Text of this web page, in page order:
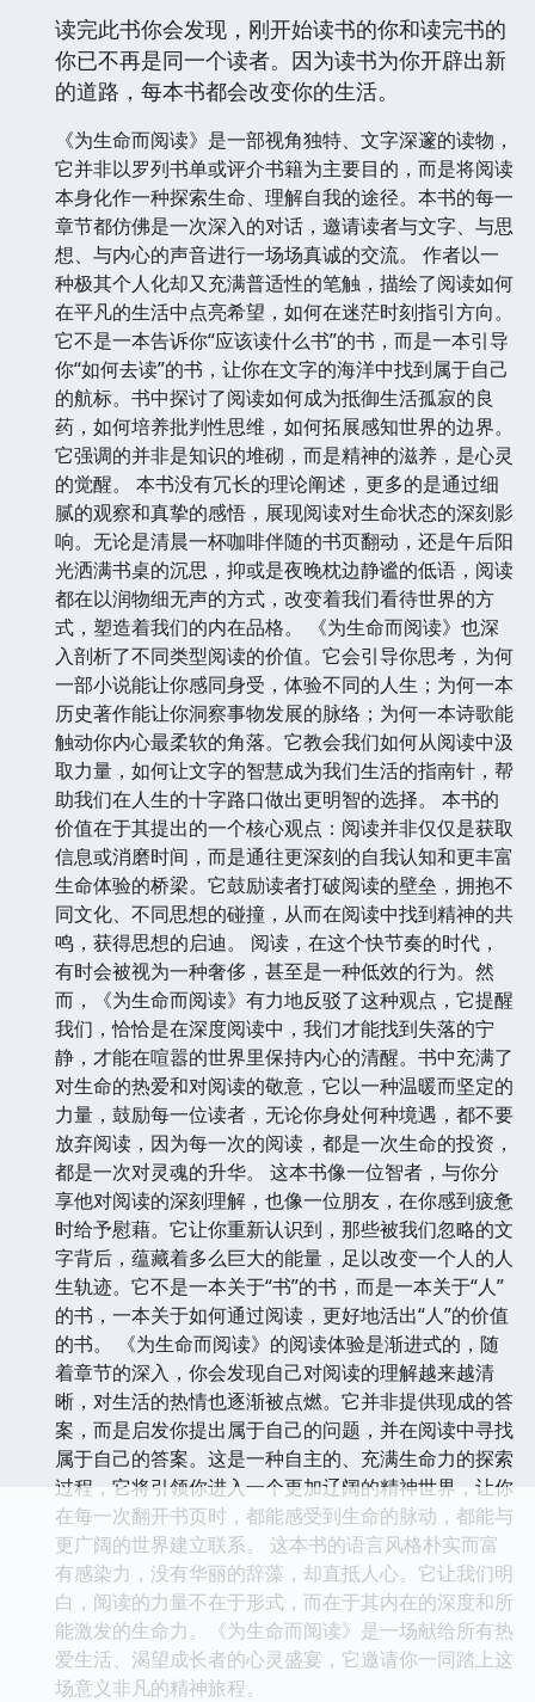
读完此书你会发现，刚开始读书的你和读完书的
你已不再是同一个读者。因为读书为你开辟出新
的道路，每本书都会改变你的生活。
《为生命而阅读》是一部视角独特、文字深邃的读物，
它并非以罗列书单或评介书籍为主要目的，而是将阅读
本身化作一种探索生命、理解自我的途径。本书的每一
章节都仿佛是一次深入的对话，邀请读者与文字、与思
想、与内心的声音进行一场场真诚的交流。 作者以一
种极其个人化却又充满普适性的笔触，描绘了阅读如何
在平凡的生活中点亮希望，如何在迷茫时刻指引方向。
它不是一本告诉你“应该读什么书”的书，而是一本引导
你“如何去读”的书，让你在文字的海洋中找到属于自己
的航标。书中探讨了阅读如何成为抵御生活孤寂的良
药，如何培养批判性思维，如何拓展感知世界的边界。
它强调的并非是知识的堆砌，而是精神的滋养，是心灵
的觉醒。 本书没有冗长的理论阐述，更多的是通过细
腻的观察和真挚的感悟，展现阅读对生命状态的深刻影
响。无论是清晨一杯咖啡伴随的书页翻动，还是午后阳
光洒满书桌的沉思，抑或是夜晚枕边静谧的低语，阅读
都在以润物细无声的方式，改变着我们看待世界的方
式，塑造着我们的内在品格。 《为生命而阅读》也深
入剖析了不同类型阅读的价值。它会引导你思考，为何
一部小说能让你感同身受，体验不同的人生；为何一本
历史著作能让你洞察事物发展的脉络；为何一本诗歌能
触动你内心最柔软的角落。它教会我们如何从阅读中汲
取力量，如何让文字的智慧成为我们生活的指南针，帮
助我们在人生的十字路口做出更明智的选择。 本书的
价值在于其提出的一个核心观点：阅读并非仅仅是获取
信息或消磨时间，而是通往更深刻的自我认知和更丰富
生命体验的桥梁。它鼓励读者打破阅读的壁垒，拥抱不
同文化、不同思想的碰撞，从而在阅读中找到精神的共
鸣，获得思想的启迪。 阅读，在这个快节奏的时代，
有时会被视为一种奢侈，甚至是一种低效的行为。然
而，《为生命而阅读》有力地反驳了这种观点，它提醒
我们，恰恰是在深度阅读中，我们才能找到失落的宁
静，才能在喧嚣的世界里保持内心的清醒。书中充满了
对生命的热爱和对阅读的敬意，它以一种温暖而坚定的
力量，鼓励每一位读者，无论你身处何种境遇，都不要
放弃阅读，因为每一次的阅读，都是一次生命的投资，
都是一次对灵魂的升华。 这本书像一位智者，与你分
享他对阅读的深刻理解，也像一位朋友，在你感到疲惫
时给予慰藉。它让你重新认识到，那些被我们忽略的文
字背后，蕴藏着多么巨大的能量，足以改变一个人的人
生轨迹。它不是一本关于“书”的书，而是一本关于“人”
的书，一本关于如何通过阅读，更好地活出“人”的价值
的书。 《为生命而阅读》的阅读体验是渐进式的，随
着章节的深入，你会发现自己对阅读的理解越来越清
晰，对生活的热情也逐渐被点燃。它并非提供现成的答
案，而是启发你提出属于自己的问题，并在阅读中寻找
属于自己的答案。这是一种自主的、充满生命力的探索
过程，它将引领你进入一个更加辽阔的精神世界，让你
在每一次翻开书页时，都能感受到生命的脉动，都能与
更广阔的世界建立联系。 这本书的语言风格朴实而富
有感染力，没有华丽的辞藻，却直抵人心。它让我们明
白，阅读的力量不在于形式，而在于其内在的深度和所
能激发的生命力。《为生命而阅读》是一场献给所有热
爱生活、渴望成长者的心灵盛宴，它邀请你一同踏上这
场意义非凡的精神旅程。